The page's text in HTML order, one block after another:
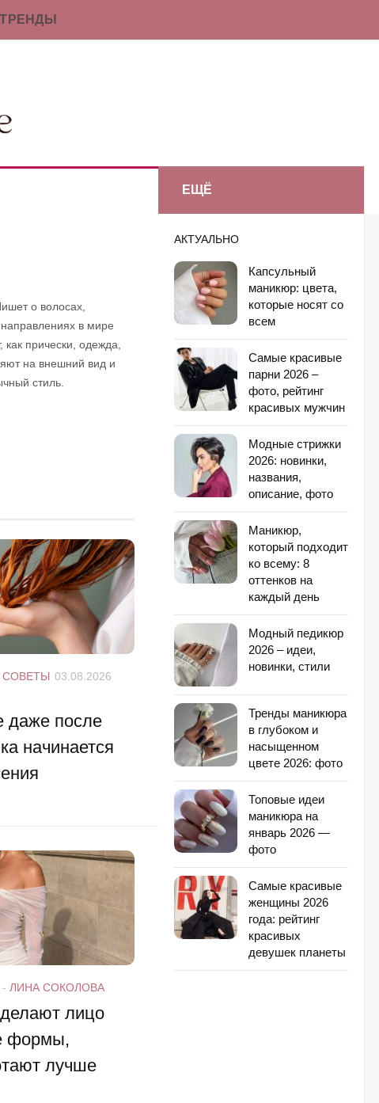
ТРЕНДЫ
о волосах,
направлениях в мире
прически, одежда,
на внешний вид и
стиль.
СОВЕТЫ 03.08.2026
даже после
начинается
- ЛИНА СОКОЛОВА
лицо
формы,
лучше
ЕЩЁ
АКТУАЛЬНО
Капсульный
маникюр: цвета,
которые носят со
всем
Самые красивые
парни 2026 –
фото, рейтинг
красивых мужчин
Модные стрижки
2026: новинки,
названия,
описание, фото
Маникюр,
который подходит
ко всему: 8
оттенков на
каждый день
Модный педикюр
2026 – идеи,
новинки, стили
Тренды маникюра
в глубоком и
насыщенном
цвете 2026: фото
Топовые идеи
маникюра на
январь 2026 —
фото
Самые красивые
женщины 2026
года: рейтинг
красивых
девушек планеты